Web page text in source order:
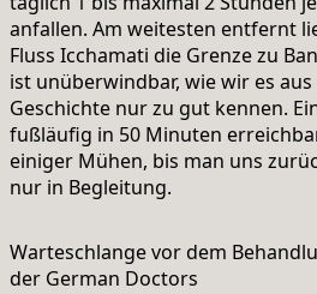
anfallen. Am weitesten entfernt
Fluss Icchamati die Grenze zu
ist unüberwindbar, wie wir es
Geschichte nur zu gut kennen.
fußläufig in 50 Minuten
einiger Mühen, bis man uns
nur in Begleitung.
Warteschlange vor dem
der German Doctors